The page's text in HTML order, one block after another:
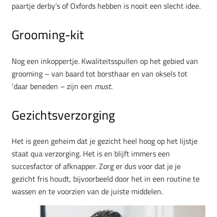
paartje derby’s of Oxfords hebben is nooit een slecht idee.
Grooming-kit
Nog een inkoppertje. Kwaliteitsspullen op het gebied van
grooming – van baard tot borsthaar en van oksels tot
‘daar beneden – zijn een must.
Gezichtsverzorging
Het is geen geheim dat je gezicht heel hoog op het lijstje
staat qua verzorging. Het is en blijft immers een
succesfactor of afknapper. Zorg er dus voor dat je je
gezicht fris houdt, bijvoorbeeld door het in een routine te
wassen en te voorzien van de juiste middelen.